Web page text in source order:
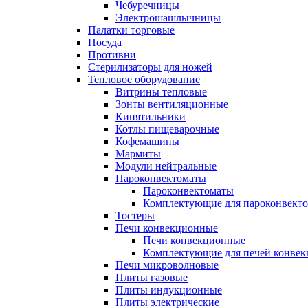
Чебуречницы
Электрошашлычницы
Палатки торговые
Посуда
Противни
Стерилизаторы для ножей
Тепловое оборудование
Витрины тепловые
Зонты вентиляционные
Кипятильники
Котлы пищеварочные
Кофемашины
Мармиты
Модули нейтральные
Пароконвектоматы
Пароконвектоматы
Комплектующие для
Тостеры
Печи конвекционные
Печи конвекционные
Комплектующие для печей
Печи микроволновые
Плиты газовые
Плиты индукционные
Плиты электрические